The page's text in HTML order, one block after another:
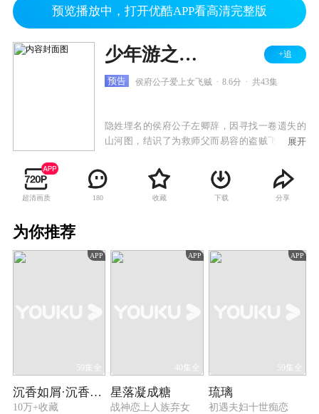
预览播放中，打开优酷APP看高清完整版
少年游之一寸相思 +追
预告 侯府公子爱上女飞贼 8.6分 共43集
隐姓埋名的侯府公子左卿辞，因寻找一卷遗失的
山河图，结识了为救师父而易容的盗贼飞寇儿。
阳宫孽徒苏云落。江湖群起攻之。左卿辞为救苏
云落，不惜深陷江湖争斗。此时危机频发，侯府
满门遭到奸臣威宁侯陷害，左卿辞被迫卷入家国
起家国重担，协助扳倒了朝堂奸臣，也还江湖一
展开
超清画质 180 收藏 下载 分享
为你推荐
APP
59集全
沉香如屑·沉香重华
10万+收藏
APP
40集全
星落凝成糖
战神恋上人族弃女
APP
59集全
琉璃
初遇夫妇十世痴恋